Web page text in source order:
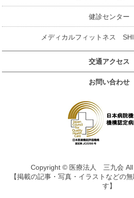
健診センター
メディカルフィットネス
交通アクセス
お問い合わせ
Copyright © 医療法人 三九会 All
【掲載の記事・写真・イラストなどの
す】